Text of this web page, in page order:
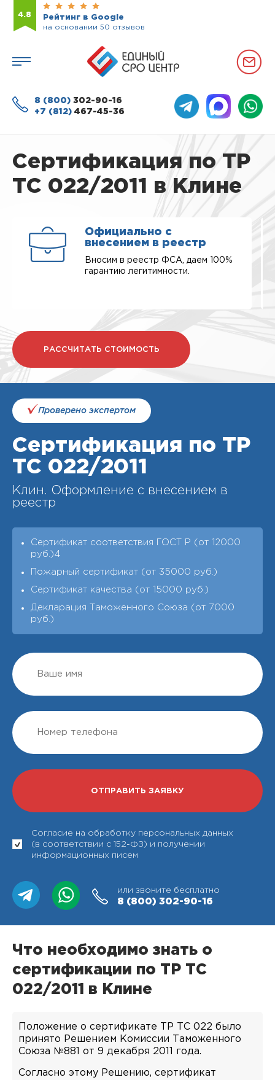
4.8
Рейтинг в Google
на основании 50 отзывов
8 (800) 302-90-16
+7 (812) 467-45-36
Сертификация по ТР
ТС 022/2011 в Клине
Официально с
внесением в реестр
Вносим в реестр ФСА, даем 100%
гарантию легитимности.
РАССЧИТАТЬ СТОИМОСТЬ
Проверено экспертом
Сертификация по ТР
ТС 022/2011
Клин. Оформление с внесением в
реестр
Сертификат соответствия ГОСТ Р (от 12000
руб.)4
Пожарный сертификат (от 35000 руб.)
Сертификат качества (от 15000 руб.)
Декларация Таможенного Союза (от 7000
руб.)
Согласие на обработку персональных данных
(в соответствии с 152-ФЗ) и получении
информационных писем
или звоните бесплатно
8 (800) 302-90-16
Что необходимо знать о
сертификации по ТР ТС
022/2011 в Клине
Положение о сертификате ТР ТС 022 было
принято Решением Комиссии Таможенного
Союза №881 от 9 декабря 2011 года.
Согласно этому Решению, сертификат